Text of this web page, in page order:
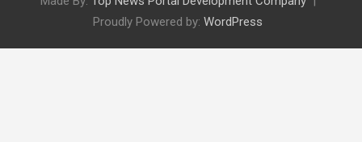
Proudly Powered by: WordPress